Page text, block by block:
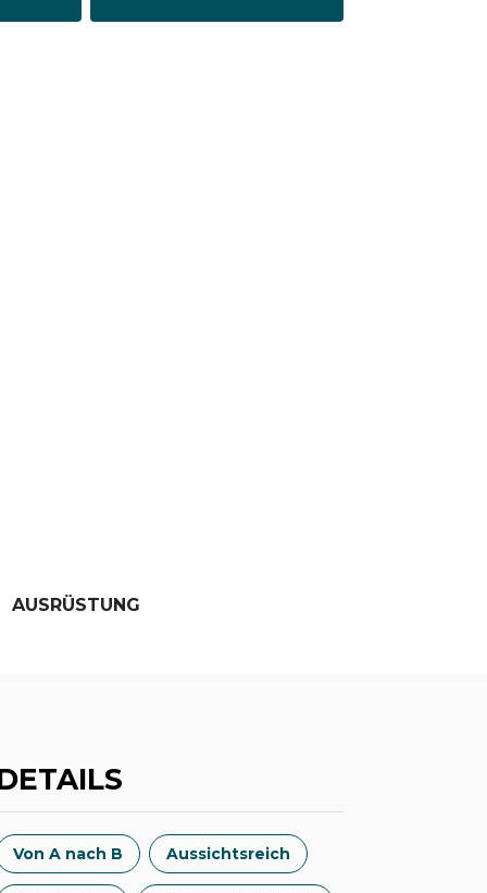
AUSRÜSTUNG
Von A nach B Aussichtsreich